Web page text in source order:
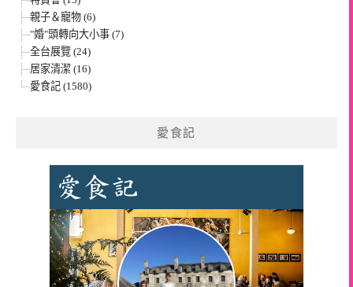
親子＆寵物 (6)
"婚"頭轉向大小事 (7)
全台展覽 (24)
居家清潔 (16)
愛食記 (1580)
愛食記